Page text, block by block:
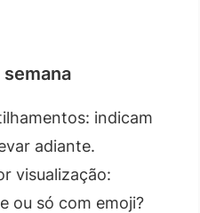
indicam
adiante.
visualização:
ou só com emoji?